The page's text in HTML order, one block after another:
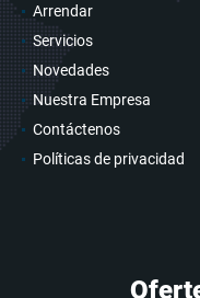
Arrendar
Servicios
Novedades
Nuestra Empresa
Contáctenos
Políticas de privacidad